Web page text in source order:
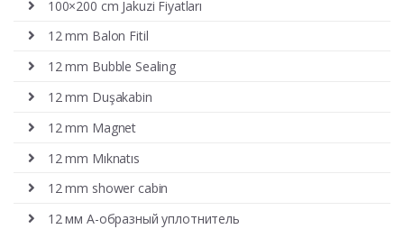
100×200 cm Jakuzi Fiyatları
12 mm Balon Fitil
12 mm Bubble Sealing
12 mm Duşakabin
12 mm Magnet
12 mm Mıknatıs
12 mm shower cabin
12 мм А-образный уплотнитель